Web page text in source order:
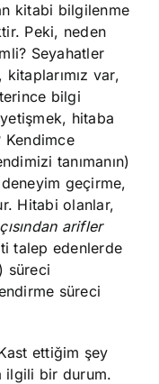
kitabi bilgilenme
Peki, neden
Seyahatler
var,
bilgi
hitaba
Kendimce
tanımanın)
geçirme,
Hitabi olanlar,
arifler
talep edenlerde
süreci
süreci
ettiğim şey
ilgili bir durum.